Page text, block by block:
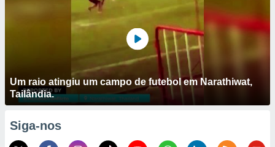
Um raio atingiu um campo de futebol em Narathiwat,
Tailândia.
Siga-nos